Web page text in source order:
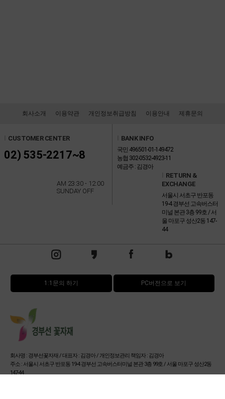
회사소개 이용약관 개인정보취급방침 이용안내 제휴문의
CUSTOMER CENTER
02) 535-2217~8
AM 23:30 - 12:00
SUNDAY OFF
BANK INFO
국민 496501-01-149472
농협 302-0532-4923-11
예금주 : 김경아
RETURN &
EXCHANGE
서울시 서초구 반포동
19-4 경부선 고속버스터
미널 본관 3층 99호 / 서
울 마포구 성산2동 147-
44
1:1문의 하기 PC버전으로 보기
회사명 : 경부선꽃자재 / 대표자 : 김경아 / 개인정보관리 책임자 : 김경아
주소 : 서울시 서초구 반포동 19-4 경부선 고속버스터미널 본관 3층 99호 / 서울 마포구 성산2동
147-44